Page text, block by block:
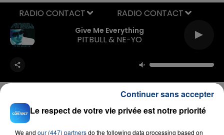
Give Me Everything
PITBULL & NE-YO
RADIO CONTACT
FIL D'ACTU
Le respect de votre vie privée est notre priorité
We and our (447) partnersdo the following data processing based on
Continuer sans accepter